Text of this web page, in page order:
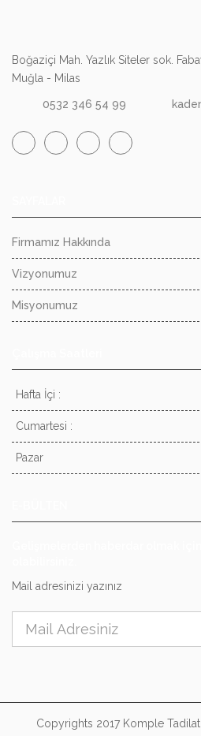
Boğaziçi Mah. Yazlık Siteler sok.
Muğla - Milas
0532 346 54 99
Firmamız Hakkında
Vizyonumuz
Misyonumuz
Hafta İçi :
Cumartesi :
Pazar
Mail adresinizi yazınız
Copyrights 2017 Komple